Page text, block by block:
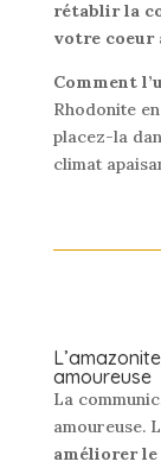
rétablir la
votre coeur
Comment
Rhodonite
placez-la
climat
amoureuse
La
amoureuse.
améliorer